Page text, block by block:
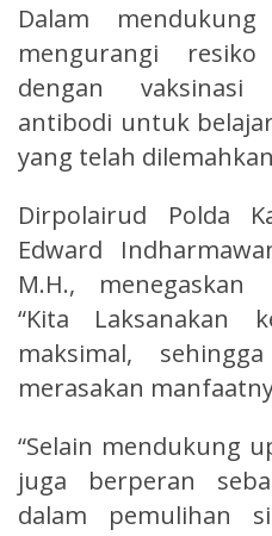
Dalam
mengurangi
dengan vaksinasi
antibodi untuk
yang telah
Dirpolairud Polda
Edward
M.H., menegaskan
“Kita Laksanakan
maksimal,
merasakan
“Selain mendukung
juga berperan
dalam pemulihan